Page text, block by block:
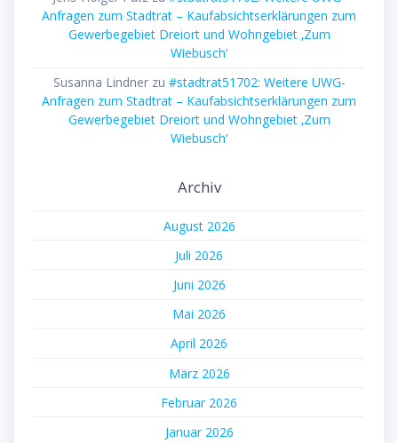
Anfragen zum Stadtrat – Kaufabsichtserklärungen zum
Gewerbegebiet Dreiort und Wohngebiet ‚Zum
Wiebusch‘
Susanna Lindnerzu #stadtrat51702: Weitere UWG-
Anfragen zum Stadtrat – Kaufabsichtserklärungen zum
Gewerbegebiet Dreiort und Wohngebiet ‚Zum
Wiebusch‘
Archiv
August 2026
Juli 2026
Juni 2026
Mai 2026
April 2026
März 2026
Februar 2026
Januar 2026